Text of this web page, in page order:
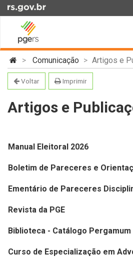
para
conteúdo
Ir
para
menu
para
Início
do
conteúdo
Comunicação Artigos e
Voltar Imprimir
Artigos e
Manual Eleitoral 2026
Boletim de Pareceres e
Ementário de Pareceres
Revista da PGE
Biblioteca - Catálogo Pergamum
Curso de Especialização em